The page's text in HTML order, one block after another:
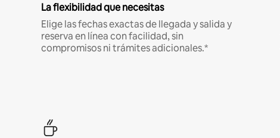
La flexibilidad que necesitas
Elige las fechas exactas de llegada y salida y
reserva en línea con facilidad, sin
compromisos ni trámites adicionales.*